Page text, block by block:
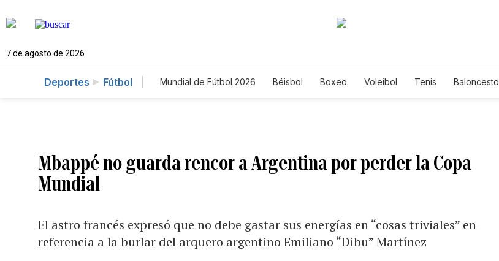
7 de agosto de 2026
Deportes Fútbol Mundial de Fútbol 2026 Béisbol Boxeo Voleibol Tenis Baloncesto
Mbappé no guarda rencor a Argentina por perder la Copa
Mundial
El astro francés expresó que no debe gastar sus energías en “cosas triviales” en
referencia a la burlar del arquero argentino Emiliano “Dibu” Martínez